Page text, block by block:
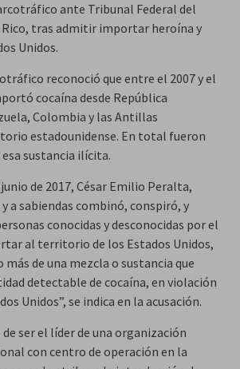
ante Tribunal Federal del
tras admitir importar heroína y
Unidos.
reconoció que entre el 2007 y el
cocaína desde República
Colombia y las Antillas
estadounidense. En total fueron
sustancia ilícita.
de 2017, César Emilio Peralta,
a sabiendas combinó, conspiró, y
conocidas y desconocidas por el
al territorio de los Estados Unidos,
de una mezcla o sustancia que
detectable de cocaína, en violación
Unidos”, se indica en la acusación.
ser el líder de una organización
con centro de operación en la